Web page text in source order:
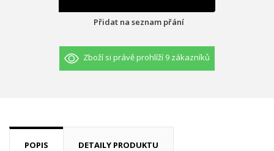
Přidat na seznam přání
Zboží si právě prohlíží 9 zákazníků
POPIS DETAILY PRODUKTU
svého seznamu přání.